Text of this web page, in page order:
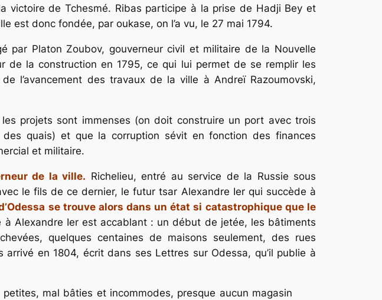
victoire de Tchesmé. Ribas participe à la prise de Hadji Bey et
est donc fondée, par oukase, on l’a vu, le 27 mai 1794.
par Platon Zoubov, gouverneur civil et militaire de la Nouvelle
de la construction en 1795, ce qui lui permet de se remplir les
l’avancement des travaux de la ville à Andreï Razoumovski,
projets sont immenses (on doit construire un port avec trois
quais) et que la corruption sévit en fonction des finances
et militaire.
de la ville. Richelieu, entré au service de la Russie sous
le fils de ce dernier, le futur tsar Alexandre Ier qui succède à
se trouve alors dans un état si catastrophique que le
à Alexandre Ier est accablant : un début de jetée, les bâtiments
quelques centaines de maisons seulement, des rues
arrivé en 1804, écrit dans ses Lettres sur Odessa, qu’il publie à
mal bâties et incommodes, presque aucun magasin